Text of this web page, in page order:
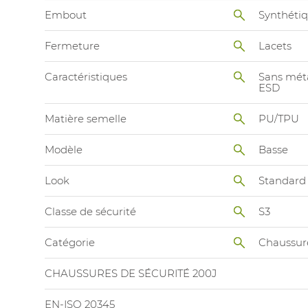
Embout
Fermeture Lacets
Caractéristiques
Sans
ESD
Matière semelle PU/TPU
Modèle Basse
Look Standard
Classe de sécurité S3
Catégorie
CHAUSSURES DE SÉCURITÉ 200J
EN-ISO 20345